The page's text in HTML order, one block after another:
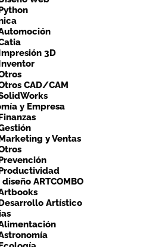
3D
CAD/CAM
y Empresa
y Ventas
ARTCOMBO
Artístico